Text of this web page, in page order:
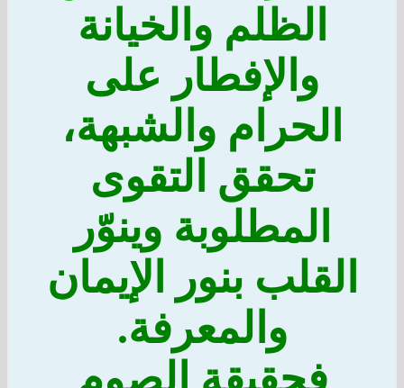
الظلم والخيانة
والإفطار على
الحرام والشبهة،
تحقق التقوى
المطلوبة وينوّر
القلب بنور الإيمان
والمعرفة.